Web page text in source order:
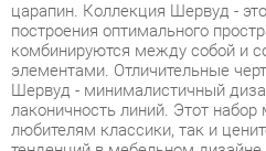
Шервуд - минималистичный
лаконичность линий. Этот набор
любителям классики, так и
тенденций в мебельном дизайне.
кухни становится уютным,
мебели Шервуд - это современное
оснащение для любой кухни.
Шервуд привнесет атмосферу